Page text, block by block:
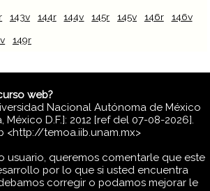
143v 144r 144v 145r 145v 146r 146v
149r
web?
Nacional Autónoma de México
México D.F.]: 2012 [ref del 07-08-2026].
<http://temoa.iib.unam.mx>
usuario, queremos comentarle que este
por lo que si usted encuentra
corregir o podamos mejorar le